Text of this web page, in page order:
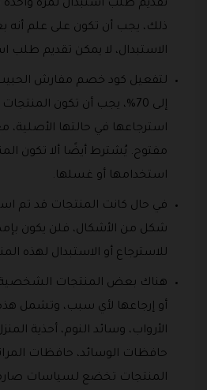
تقديم طلب استبدال لمرة
ذلك، يجب أن تكون على علم أنه
الاستبدال، لا يمكن تقديم
لتفعيل كود خصم مفارش
إلى 70%، يجب أن تكون
استرجاعها في حالتها الأصلية،
مفتوح. يُشترط أيضًا ألا تكون
استخدامها أو غسلها.
في حال كانت المنتجات قد تم
شكل من الأشكال، فلن يكون
للاسترجاع أو الاستبدال لهذه
هناك بعض المنتجات الشخصية
أو إرجاعها لأي سبب، وتشمل
الأرواب، وسائد النوم، أحذية
حافظات الوسائد، حافظات
المنتجات تخضع لسياسات